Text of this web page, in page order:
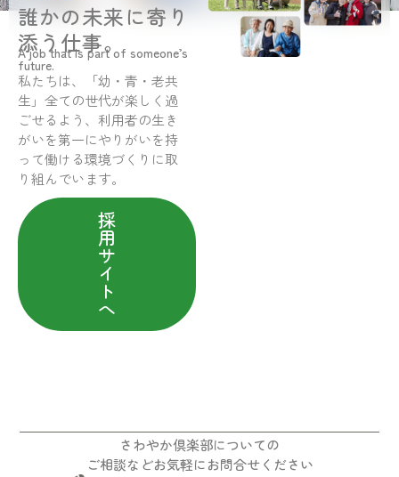
誰かの未来に寄り
添う仕事。
A job that is part of someone’s
future.
私たちは、「幼・青・老共
生」全ての世代が楽しく過
ごせるよう、利用者の生き
がいを第一にやりがいを持
って働ける環境づくりに取
り組んでいます。
採
用
サ
イ
ト
へ
さわやか倶楽部についての
ご相談などお気軽にお問合せください